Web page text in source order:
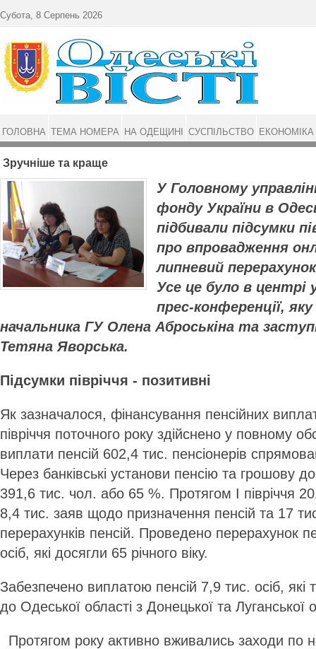
Зручніше та краще
У Головному
фонду України в
підбивали підсумки
про впровадження
липневий
Усе це було в центрі
прес-конференції,
начальника ГУ Олена Аброськіна та
Тетяна Яворська.
Підсумки півріччя - позитивні
Як зазначалося, фінансування пенсійних
півріччя поточного року здійснено у повному
виплати пенсій 602,4 тис. пенсіонерів
Через банківські установи пенсію та грошову
391,6 тис. чол. або 65 %. Протягом І півріччя
8,4 тис. заяв щодо призначення пенсій та 17
перерахунків пенсій. Проведено перерахунок
осіб, які досягли 65 річного віку.
Забезпечено виплатою пенсій 7,9 тис. осіб, які
до Одеської області з Донецької та Луганської
Протягом року активно вживались заходи по
Субота, 8 Серпень 2026
ГОЛОВНА ТЕМА НОМЕРА НА ОДЕЩИНІ СУСПІЛЬСТВО ЕКОНОМІКА